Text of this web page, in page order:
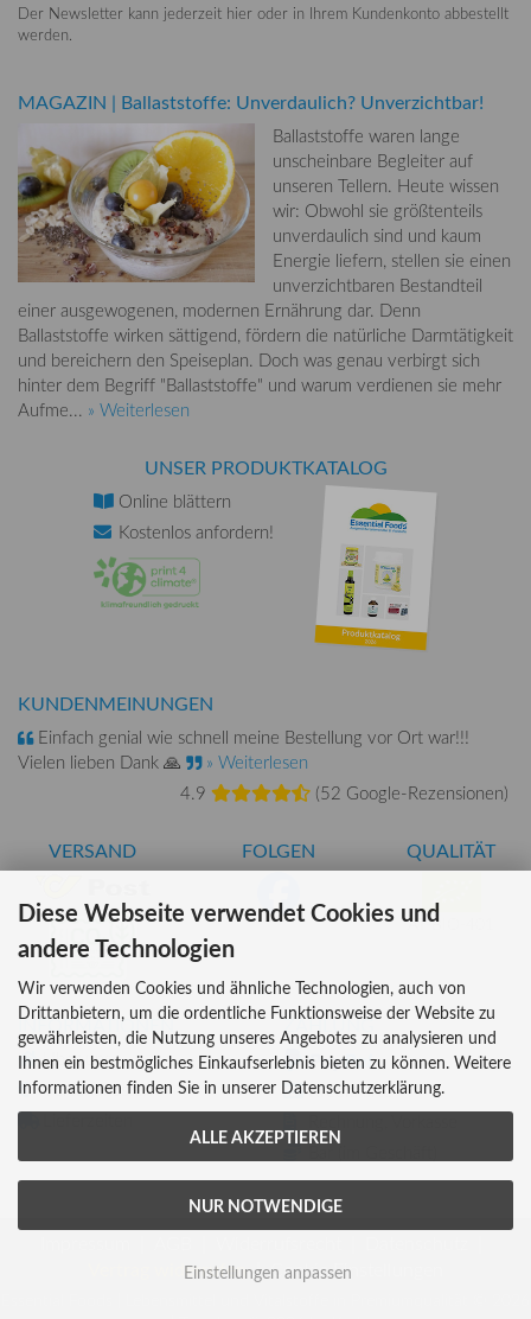
Der Newsletter kann jederzeit hier oder in Ihrem Kundenkonto abbestellt
werden.
MAGAZIN | Ballaststoffe: Unverdaulich? Unverzichtbar!
Ballaststoffe waren lange
unscheinbare Begleiter auf
unseren Tellern. Heute wissen
wir: Obwohl sie größtenteils
unverdaulich sind und kaum
Energie liefern, stellen sie einen
unverzichtbaren Bestandteil
einer ausgewogenen, modernen Ernährung dar. Denn
Ballaststoffe wirken sättigend, fördern die natürliche Darmtätigkeit
und bereichern den Speiseplan. Doch was genau verbirgt sich
hinter dem Begriff "Ballaststoffe" und warum verdienen sie mehr
Aufme... » Weiterlesen
UNSER PRODUKTKATALOG
Online blättern
Kostenlos anfordern!
KUNDENMEINUNGEN
Einfach genial wie schnell meine Bestellung vor Ort war!!!
Vielen lieben Dank 🙏
» Weiterlesen
4.9
(52 Google-Rezensionen)
VERSAND FOLGEN QUALITÄT
AT-BIO-401
INFORMATIONEN
Über uns
Versandkosten
Lieferzeiten
ZAHLUNG
Kreditkarte
Bar (im Geschäft)
Vertrag widerrufen
Cookie Einstellungen
Diese Webseite verwendet Cookies und
andere Technologien
Wir verwenden Cookies und ähnliche Technologien, auch von
Drittanbietern, um die ordentliche Funktionsweise der Website zu
gewährleisten, die Nutzung unseres Angebotes zu analysieren und
Ihnen ein bestmögliches Einkaufserlebnis bieten zu können. Weitere
Informationen finden Sie in unserer Datenschutzerklärung.
ALLE AKZEPTIEREN
NUR NOTWENDIGE
Einstellungen anpassen